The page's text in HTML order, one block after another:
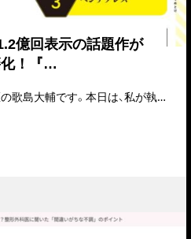
億回表示の話題作が
！『…
こんにちは、整形外科専門医の歌島大輔です。本日は、私が執筆および対談で深く関わらせていただいた、…